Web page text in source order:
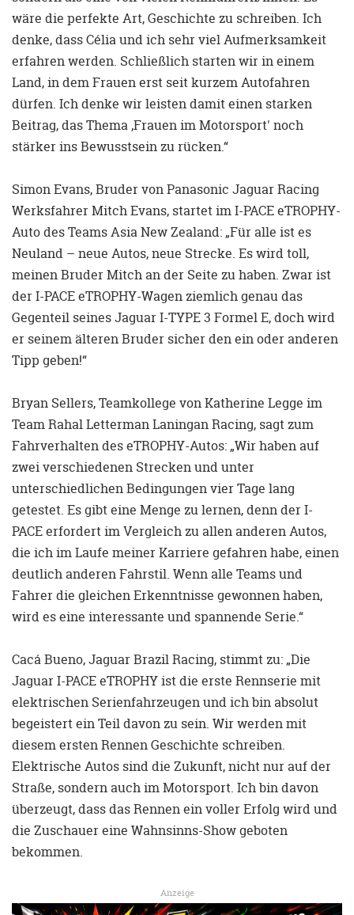
wäre die perfekte Art, Geschichte zu schreiben. Ich
denke, dass Célia und ich sehr viel Aufmerksamkeit
erfahren werden. Schließlich starten wir in einem
Land, in dem Frauen erst seit kurzem Autofahren
dürfen. Ich denke wir leisten damit einen starken
Beitrag, das Thema ‚Frauen im Motorsport' noch
stärker ins Bewusstsein zu rücken.“
Simon Evans, Bruder von Panasonic Jaguar Racing
Werksfahrer Mitch Evans, startet im I-PACE eTROPHY-
Auto des Teams Asia New Zealand: „Für alle ist es
Neuland – neue Autos, neue Strecke. Es wird toll,
meinen Bruder Mitch an der Seite zu haben. Zwar ist
der I-PACE eTROPHY-Wagen ziemlich genau das
Gegenteil seines Jaguar I-TYPE 3 Formel E, doch wird
er seinem älteren Bruder sicher den ein oder anderen
Tipp geben!“
Bryan Sellers, Teamkollege von Katherine Legge im
Team Rahal Letterman Laningan Racing, sagt zum
Fahrverhalten des eTROPHY-Autos: „Wir haben auf
zwei verschiedenen Strecken und unter
unterschiedlichen Bedingungen vier Tage lang
getestet. Es gibt eine Menge zu lernen, denn der I-
PACE erfordert im Vergleich zu allen anderen Autos,
die ich im Laufe meiner Karriere gefahren habe, einen
deutlich anderen Fahrstil. Wenn alle Teams und
Fahrer die gleichen Erkenntnisse gewonnen haben,
wird es eine interessante und spannende Serie.“
Cacá Bueno, Jaguar Brazil Racing, stimmt zu: „Die
Jaguar I-PACE eTROPHY ist die erste Rennserie mit
elektrischen Serienfahrzeugen und ich bin absolut
begeistert ein Teil davon zu sein. Wir werden mit
diesem ersten Rennen Geschichte schreiben.
Elektrische Autos sind die Zukunft, nicht nur auf der
Straße, sondern auch im Motorsport. Ich bin davon
überzeugt, dass das Rennen ein voller Erfolg wird und
die Zuschauer eine Wahnsinns-Show geboten
bekommen.
Anzeige